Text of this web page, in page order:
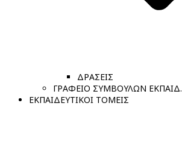
ΔΡΑΣΕΙΣ
ΓΡΑΦΕΙΟ ΣΥΜΒΟΥΛΩΝ ΕΚΠΑΙΔ.
ΕΚΠΑΙΔΕΥΤΙΚΟΙ ΤΟΜΕΙΣ